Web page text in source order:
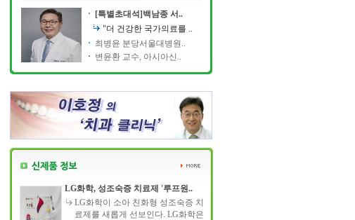
[특별초대석]백남종 서..
"더 건강한 국가의료를 ..
최병윤 분당서울대병원..
변윤환 교수, 아시아신..
LG화학, 성조숙증 치료제 '루프원..
LG화학이 소아 친화형 성조숙증 치
료제를 새롭게 선보인다. LG화학은